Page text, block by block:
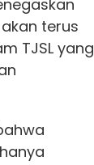
terus
TJSL yang